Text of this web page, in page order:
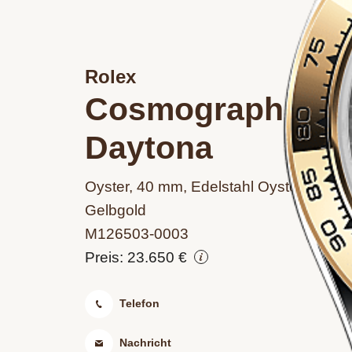
Rolex
Cosmograph
Daytona
Oyster, 40 mm, Edelstahl Oystersteel
Gelbgold
M126503‑0003
Preis: 23.650 €
Telefon
Nachricht